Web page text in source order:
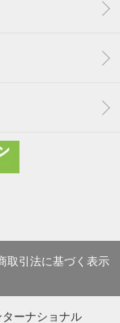
取引法に基づく表示
ーナショナル